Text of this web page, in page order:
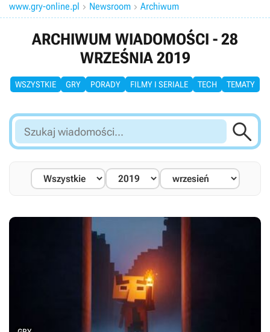
www.gry-online.pl  Newsroom  Archiwum
ARCHIWUM WIADOMOŚCI - 28
WRZEŚNIA 2019
WSZYSTKIE GRY PORADY FILMY I SERIALE TECH TEMATY
Szukaj
wiadomości...
